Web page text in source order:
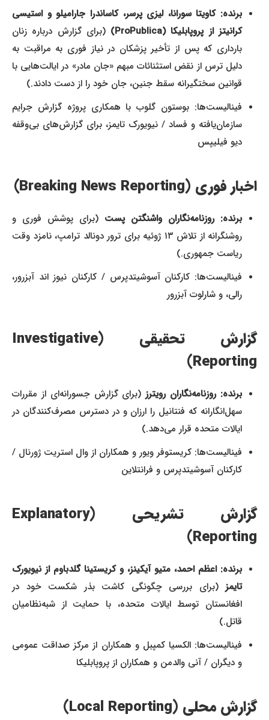
برنده: کاویتا سورانا، لیزی پرسر، کاساندرا جارامیلو و استیسی
کرانیتز از پروپابلیکا (ProPublica)
(برای گزارش درباره زنان
بارداری که پس از تأخیر پزشکان در نیاز فوری به مراقبت به
دلیل ترس از نقض استثنائات مبهم «جان مادر» در ایالت‌هایی با
قوانین سختگیرانه سقط جنین، جان خود را از دست دادند.)
فینالیست‌ها: بوستون گلوب با همکاری پروژه گزارش جرایم
سازمان‌یافته و فساد / نیویورک تایمز، برای گزارش‌های بی‌وقفه
دیو فیلیپس
اخبار فوری (Breaking News Reporting)
برنده: روزنامه‌نگاران واشنگتن پست(برای پوشش فوری و
روشنگرانه از تلاش ۱۳ ژوئیه برای ترور دونالد ترامپ، نامزد وقت
ریاست جمهوری.)
فینالیست‌ها: کارکنان آسوشیتدپرس / کارکنان نیوز اند آبزرور،
رالی، و شارلوت آبزرور
گزارش تحقیقی (Investigative
Reporting)
برنده: روزنامه‌نگاران رویترز(برای گزارش جسورانه‌ای از مقررات
سهل‌انگارانه که فنتانیل را ارزان و در دسترس مصرف‌کنندگان در
ایالات متحده قرار می‌دهد.)
فینالیست‌ها: کریستوفر ویور و همکاران از وال استریت ژورنال /
کارکنان آسوشیتدپرس و فرانتلاین
گزارش تشریحی (Explanatory
Reporting)
برنده: اعظم احمد، متیو آیکینز، و کریستینا گلدباوم از نیویورک
تایمز(برای بررسی چگونگی کاشت بذر شکست خود در
افغانستان توسط ایالات متحده، با حمایت از شبه‌نظامیان
قاتل.)
فینالیست‌ها: الکسیا کمپبل و همکاران از مرکز صداقت عمومی
و دیگران / آنی والدمن و همکاران از پروپابلیکا
گزارش محلی (Local Reporting)